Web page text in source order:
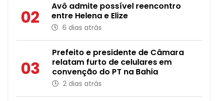
02
Avô admite possível reencontro
entre Helena e Elize
6 dias atrás
03
Prefeito e presidente de Câmara
relatam furto de celulares em
convenção do PT na Bahia
2 dias atrás